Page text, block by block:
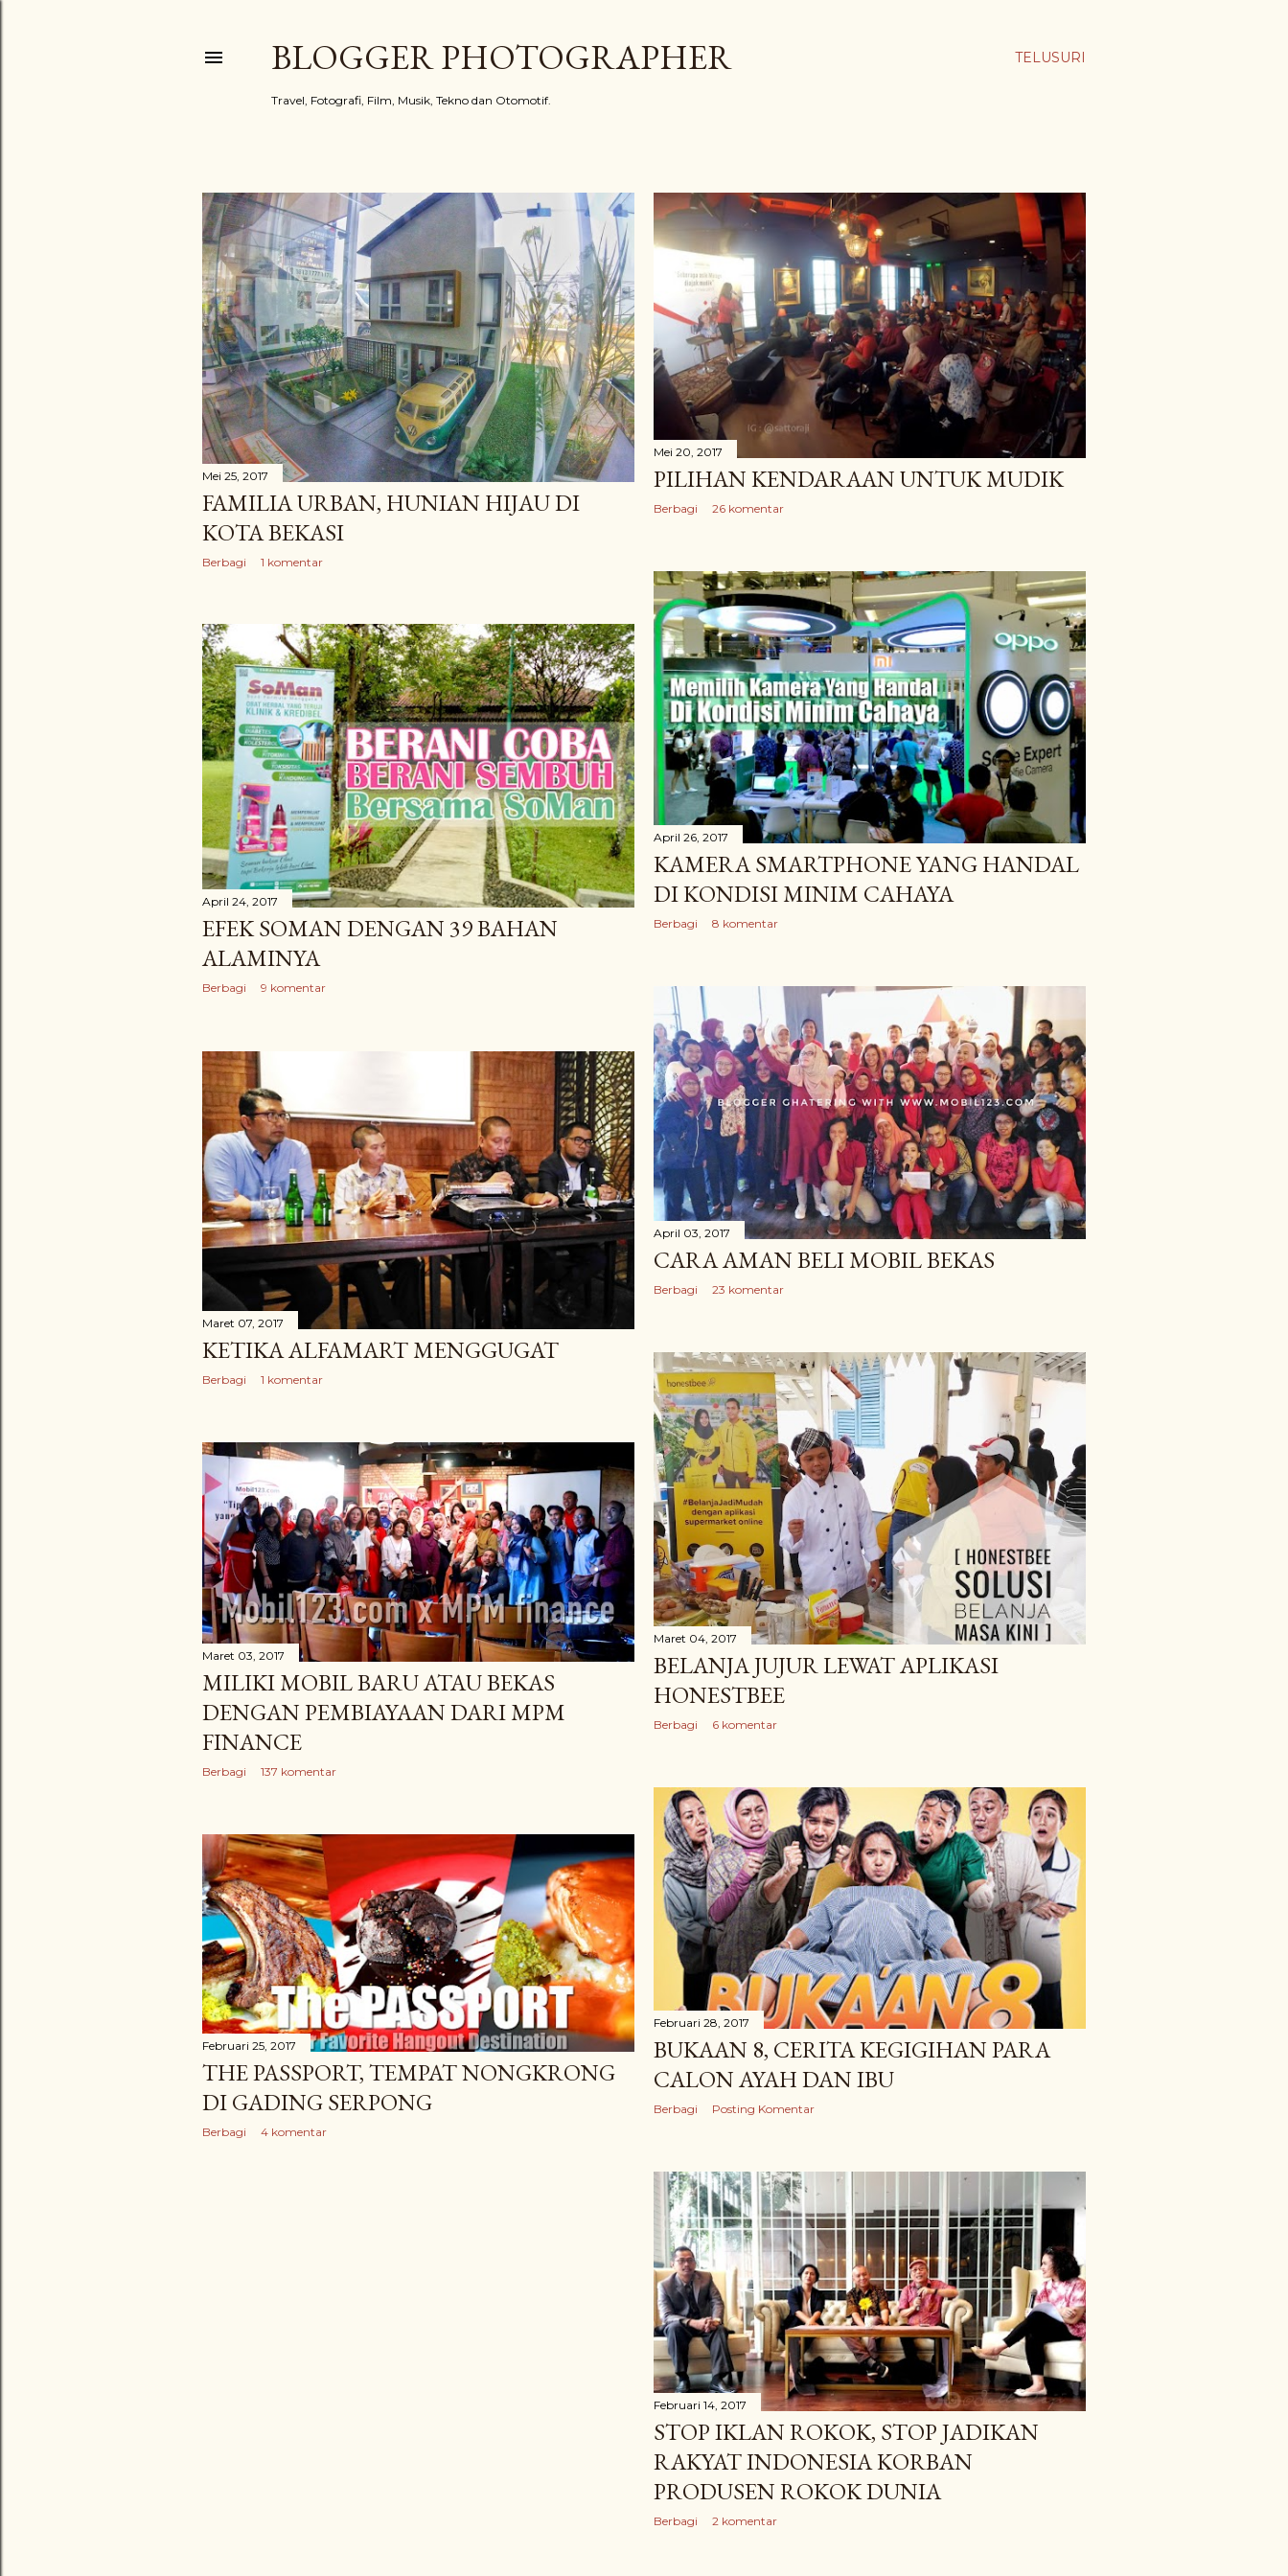
TELUSURI
BLOGGER PHOTOGRAPHER
Travel, Fotografi, Film, Musik, Tekno dan Otomotif.
Postingan
Mei 25, 2017
FAMILIA URBAN, HUNIAN HIJAU DI
KOTA BEKASI
Berbagi 1 komentar
Mei 20, 2017
PILIHAN KENDARAAN UNTUK MUDIK
Berbagi 26 komentar
April 26, 2017
KAMERA SMARTPHONE YANG HANDAL
DI KONDISI MINIM CAHAYA
Berbagi 8 komentar
April 24, 2017
EFEK SOMAN DENGAN 39 BAHAN
ALAMINYA
Berbagi 9 komentar
April 03, 2017
CARA AMAN BELI MOBIL BEKAS
Berbagi 23 komentar
Maret 07, 2017
KETIKA ALFAMART MENGGUGAT
Berbagi 1 komentar
Maret 04, 2017
BELANJA JUJUR LEWAT APLIKASI
HONESTBEE
Berbagi 6 komentar
Maret 03, 2017
MILIKI MOBIL BARU ATAU BEKAS
DENGAN PEMBIAYAAN DARI MPM
FINANCE
Berbagi 137 komentar
Februari 28, 2017
BUKAAN 8, CERITA KEGIGIHAN PARA
CALON AYAH DAN IBU
Berbagi Posting Komentar
Februari 25, 2017
THE PASSPORT, TEMPAT NONGKRONG
DI GADING SERPONG
Berbagi 4 komentar
Februari 14, 2017
STOP IKLAN ROKOK, STOP JADIKAN
RAKYAT INDONESIA KORBAN
PRODUSEN ROKOK DUNIA
Berbagi 2 komentar